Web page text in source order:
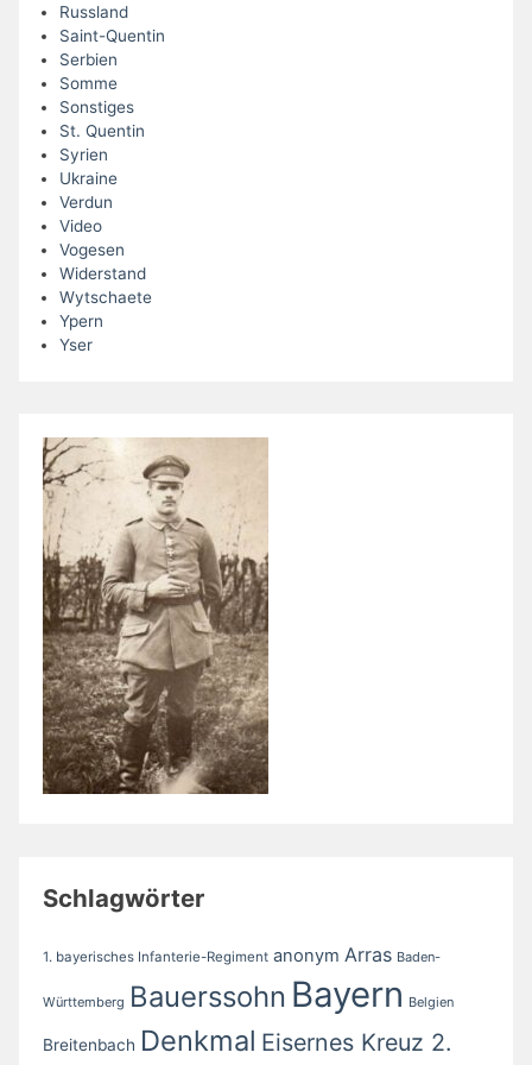
Russland
Saint-Quentin
Serbien
Somme
Sonstiges
St. Quentin
Syrien
Ukraine
Verdun
Video
Vogesen
Widerstand
Wytschaete
Ypern
Yser
Schlagwörter
1. bayerisches Infanterie-Regiment anonym Arras Baden-
Württemberg Bauerssohn Bayern Belgien
Breitenbach Denkmal Eisernes Kreuz 2.